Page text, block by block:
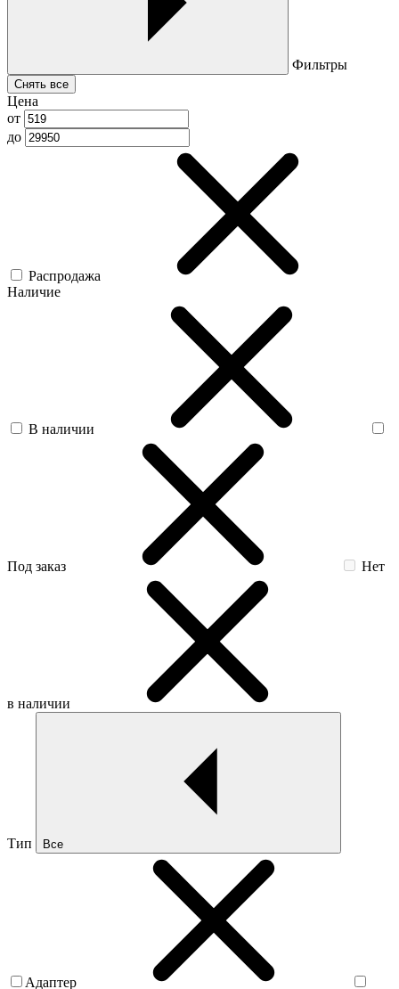
Фильтры
Снять все
Цена
от
до
Распродажа
Наличие
В наличии
Под заказ Нет
в наличии
Тип Все
Адаптер